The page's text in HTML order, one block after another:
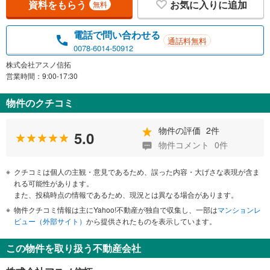
資料をもらう 無料 お気に入りに追加
電話で問い合わせる
0078-6014-50912
通話料無料
株式会社アスノ信拓
営業時間：9:00-17:30
物件のクチコミ
5.0 物件の評価 2件
物件コメント 0件
クチコミは個人の主観・意見であるため、誤った内容・大げさな表現が含ま
れる可能性があります。
また、投稿時点の情報であるため、現況とは異なる場合があります。
物件クチコミ情報は主にYahoo!不動産が独自で収集し、一部はマンションレ
ビュー（外部サイト） から提供されたものを表示しています。
この物件を取り扱う不動産会社